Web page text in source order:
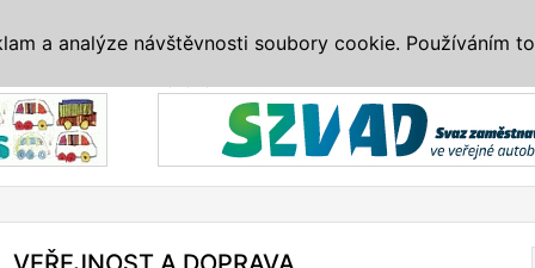
a analýze návštěvnosti soubory cookie. Používáním